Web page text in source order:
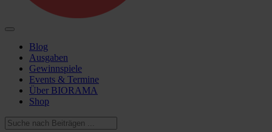
Blog
Ausgaben
Gewinnspiele
Events & Termine
Über BIORAMA
Shop